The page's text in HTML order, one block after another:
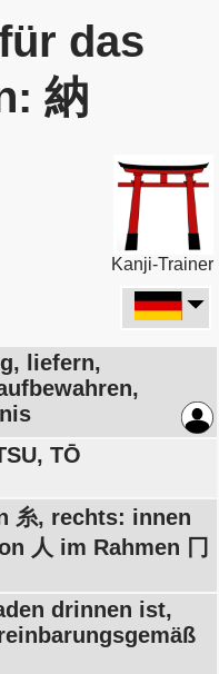
das
納
Kanji-Trainer
liefern,
TŌ
糸, rechts: innen
人 im Rahmen 冂
drinnen ist,